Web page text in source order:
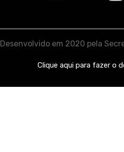
Desenvolvido em 2020 pela
Clique aqui para fazer o